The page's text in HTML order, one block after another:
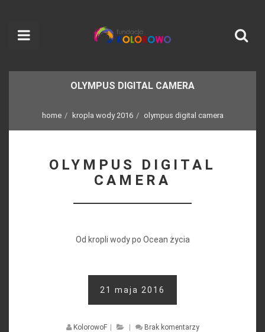
OLYMPUS DIGITAL CAMERA
home kropla wody 2016 olympus digital camera
OLYMPUS DIGITAL
CAMERA
Od kropli wody po Ocean życia
21 maja 2016
KolorowoF Brak komentarzy